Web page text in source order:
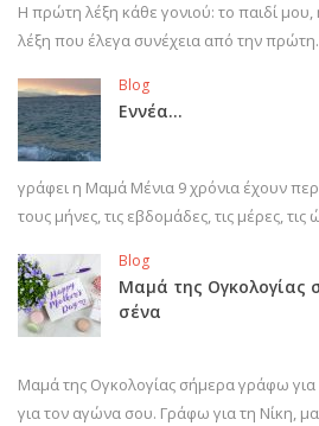
Η πρώτη λέξη κάθε γονιού: το παιδί
λέξη που έλεγα συνέχεια από την
Blog
Εννέα…
γράφει η Μαμά Μένια 9 χρόνια έχουν
τους μήνες, τις εβδομάδες, τις μέρες,
Blog
Μαμά της Ογκολογίας
σένα
Μαμά της Ογκολογίας σήμερα γράφω
για τον αγώνα σου. Γράφω για τη Νίκη,